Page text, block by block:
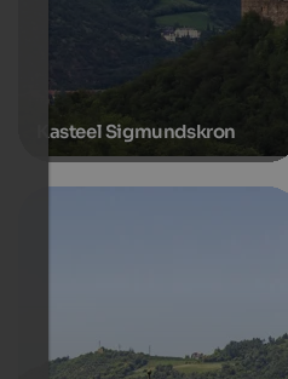
Kasteel Sigmundskron